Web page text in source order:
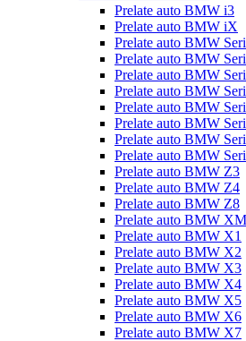
Prelate auto BMW i3
Prelate auto BMW iX
Prelate auto BMW
Prelate auto BMW
Prelate auto BMW
Prelate auto BMW
Prelate auto BMW
Prelate auto BMW
Prelate auto BMW
Prelate auto BMW
Prelate auto BMW Z3
Prelate auto BMW Z4
Prelate auto BMW Z8
Prelate auto BMW XM
Prelate auto BMW X1
Prelate auto BMW X2
Prelate auto BMW X3
Prelate auto BMW X4
Prelate auto BMW X5
Prelate auto BMW X6
Prelate auto BMW X7